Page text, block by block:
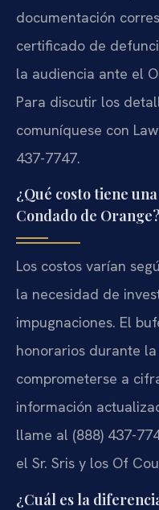
documentación
certificado de
la audiencia ante el
Para discutir los
comuníquese con
437-7747.
¿Qué costo tiene
Condado de Orange?
Los costos varían
la necesidad de
impugnaciones. El
honorarios durante
comprometerse a
información
llame al (888) 437-
el Sr. Sris y los Of
¿Cuál es la